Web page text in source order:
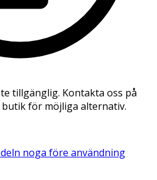
tillgänglig. Kontakta oss på
för möjliga alternativ.
noga före användning